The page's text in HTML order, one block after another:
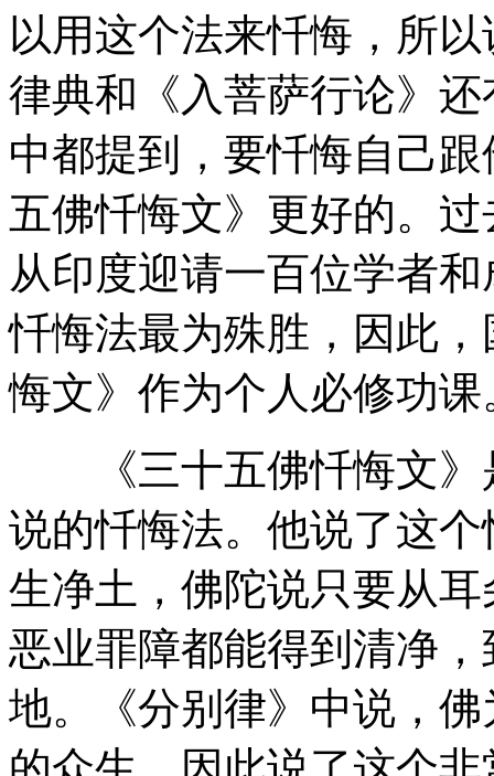
以用这个法来忏悔，所
律典和《入菩萨行论》
中都提到，要忏悔自己
五佛忏悔文》更好的。
从印度迎请一百位学者
忏悔法最为殊胜，因此
悔文》作为个人必修功课
《三十五佛忏悔文》
说的忏悔法。他说了这
生净土，佛陀说只要从
恶业罪障都能得到清净
地。《分别律》中说，